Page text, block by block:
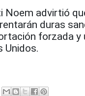
Noem advirtió
duras
forzada y
Unidos.